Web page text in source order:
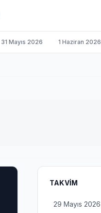
31 Mayıs 2026 1 Haziran 2026
TAKVIM
29 Mayıs 2026